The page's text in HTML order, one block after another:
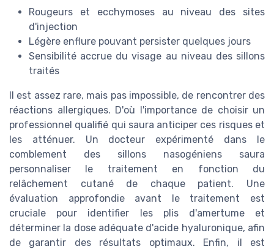
Rougeurs et ecchymoses au niveau des sites
d'injection
Légère enflure pouvant persister quelques jours
Sensibilité accrue du visage au niveau des sillons
traités
Il est assez rare, mais pas impossible, de rencontrer des
réactions allergiques. D'où l'importance de choisir un
professionnel qualifié qui saura anticiper ces risques et
les atténuer. Un docteur expérimenté dans le
comblement des sillons nasogéniens saura
personnaliser le traitement en fonction du
relâchement cutané de chaque patient. Une
évaluation approfondie avant le traitement est
cruciale pour identifier les plis d'amertume et
déterminer la dose adéquate d'acide hyaluronique, afin
de garantir des résultats optimaux. Enfin, il est